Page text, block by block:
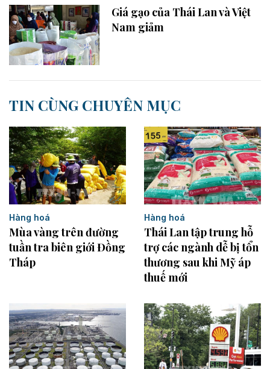
Giá gạo của Thái Lan và Việt
Nam giảm
TIN CÙNG CHUYÊN MỤC
Hàng hoá
Mùa vàng trên đường
tuần tra biên giới Đồng
Tháp
Hàng hoá
Thái Lan tập trung hỗ
trợ các ngành dễ bị tổn
thương sau khi Mỹ áp
thuế mới